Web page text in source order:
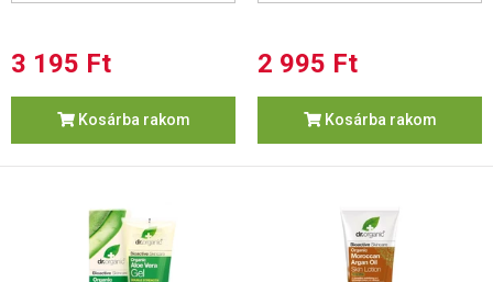
3 195 Ft
Kosárba rakom
2 995 Ft
Kosárba rakom